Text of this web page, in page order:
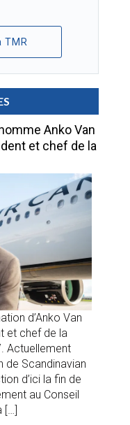
TMR
Anko Van
et chef de la
d’Anko Van
et chef de la
Actuellement
de Scandinavian
d’ici la fin de
au Conseil